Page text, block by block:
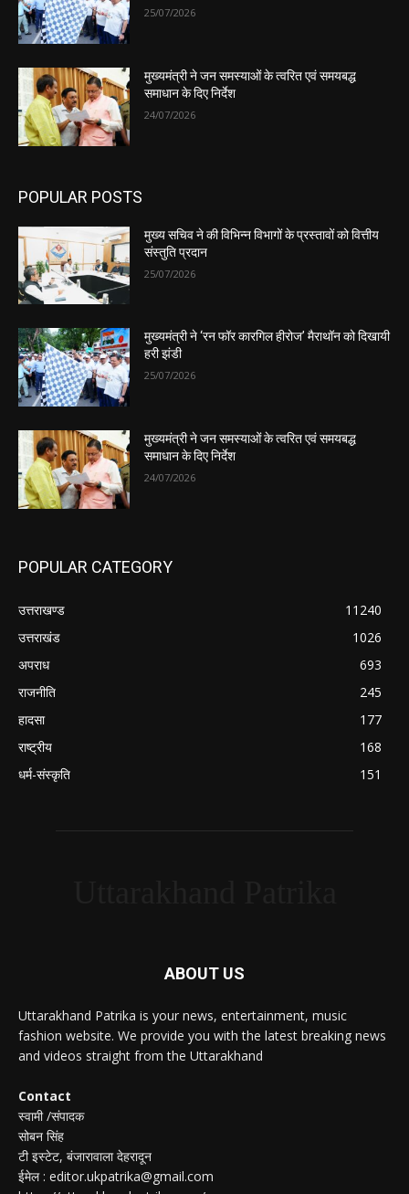
25/07/2026
मुख्यमंत्री ने जन समस्याओं के त्वरित एवं समयबद्ध
समाधान के दिए निर्देश
24/07/2026
POPULAR POSTS
मुख्य सचिव ने की विभिन्न विभागों के प्रस्तावों को वित्तीय
संस्तुति प्रदान
25/07/2026
मुख्यमंत्री ने ‘रन फॉर कारगिल हीरोज’ मैराथॉन को दिखायी
हरी झंडी
25/07/2026
मुख्यमंत्री ने जन समस्याओं के त्वरित एवं समयबद्ध
समाधान के दिए निर्देश
24/07/2026
POPULAR CATEGORY
उत्तराखण्ड
11240
उत्तराखंड
1026
अपराध
693
राजनीति
245
हादसा
177
राष्ट्रीय
168
धर्म-संस्कृति
151
ABOUT US
Uttarakhand Patrika is your news, entertainment, music
fashion website. We provide you with the latest breaking news
and videos straight from the Uttarakhand
Contact
स्वामी /संपादक
सोबन सिंह
टी इस्टेट, बंजारावाला देहरादून
ईमेल : editor.ukpatrika@gmail.com